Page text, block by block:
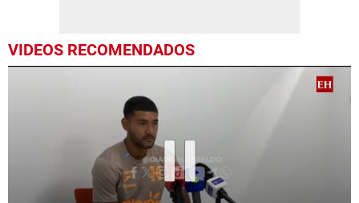
VIDEOS RECOMENDADOS